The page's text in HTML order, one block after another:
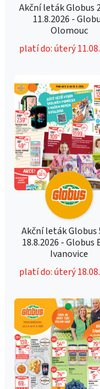
Akční leták Globus
11.8.2026 -
Olomouc
platí do: úterý
Akční leták Globus
18.8.2026 - Globus
Ivanovice
platí do: úterý